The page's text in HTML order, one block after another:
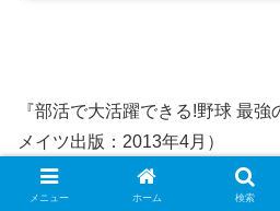
『部活で大活躍できる!野球 最強
メイツ出版：2013年4月）
メニュー ホーム 検索